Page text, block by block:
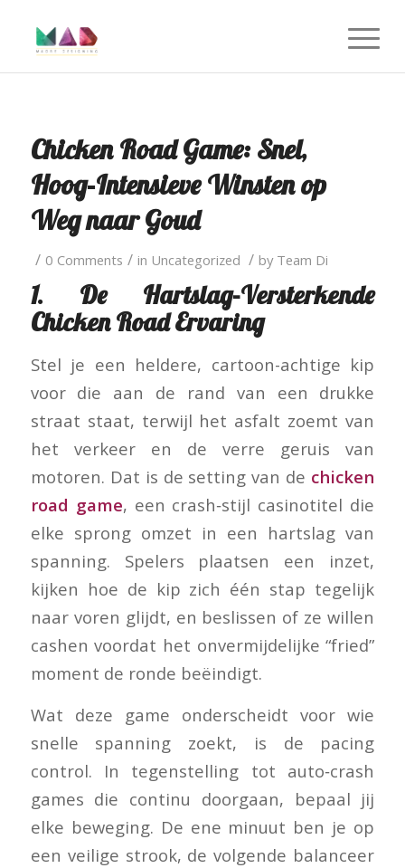
Chicken Road Game: Snel,
Hoog‑Intensieve Winsten op
Weg naar Goud
/ 0 Comments / in Uncategorized / by Team Di
1. De Hartslag‑Versterkende
Chicken Road Ervaring
Stel je een heldere, cartoon-achtige kip
voor die aan de rand van een drukke
straat staat, terwijl het asfalt zoemt van
het verkeer en de verre geruis van
motoren. Dat is de setting van de chicken
road game, een crash‑stijl casinotitel die
elke sprong omzet in een hartslag van
spanning. Spelers plaatsen een inzet,
kijken hoe de kip zich één stap tegelijk
naar voren glijdt, en beslissen of ze willen
cashen voordat het onvermijdelijke “fried”
moment de ronde beëindigt.
Wat deze game onderscheidt voor wie
snelle spanning zoekt, is de pacing
control. In tegenstelling tot auto‑crash
games die continu doorgaan, bepaal jij
elke beweging. De ene minuut ben je op
een veilige strook, de volgende balanceer